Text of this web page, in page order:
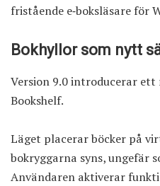
fristående e‑boksläsare för
Bokhyllor som nytt
Version 9.0 introducerar
Bookshelf.
Läget placerar böcker på
bokryggarna syns, ungefär
Användaren aktiverar